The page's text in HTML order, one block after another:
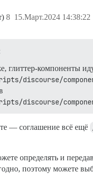
15.Март.2024 14:38:22
8
глиттер-компоненты
discourse/
discourse/
— соглашение всё ещё
определять и
поэтому можете